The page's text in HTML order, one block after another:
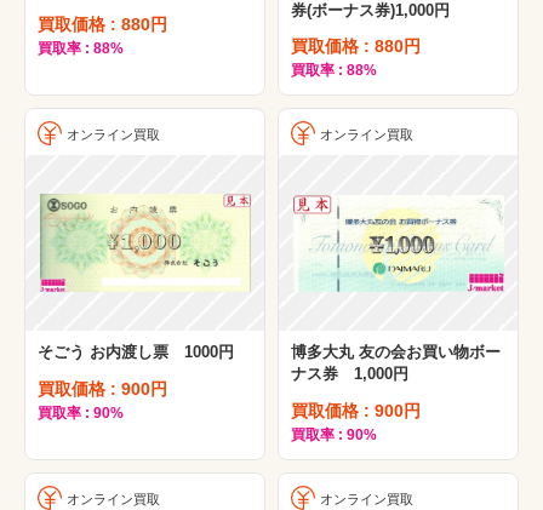
買取価格 : 880円
買取率 : 88%
券(ボーナス券)1,000円
買取価格 : 880円
買取率 : 88%
オンライン買取
そごう お内渡し票 1000円
買取価格 : 900円
買取率 : 90%
オンライン買取
博多大丸 友の会お買い物ボー
ナス券 1,000円
買取価格 : 900円
買取率 : 90%
オンライン買取 オンライン買取